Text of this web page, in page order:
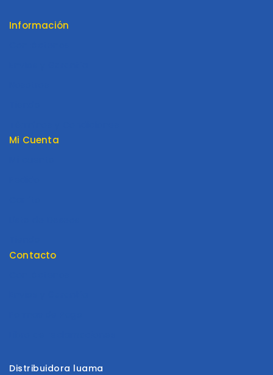
Información
Mi Cuenta
Contacto
Distribuidora luama